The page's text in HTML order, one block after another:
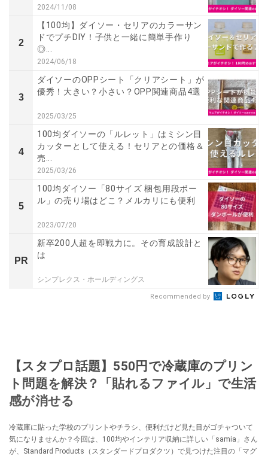
2024/11/08
2
【100均】ダイソー・セリアのカラーサン
ドでプチDIY！子供と一緒に簡単手作り
◎...
2024/06/18
3
ダイソーのOPPシート「クリアシート」が
優秀！大きい？小さい？OPP関連商品4選
2025/03/25
4
100均ダイソーの「ルレット」はミシン目
カッターとして使える！セリアとの価格＆
売...
2025/03/26
5
100均ダイソー「80サイズ 梱包用段ボー
ル」の売り場はどこ？メルカリにも便利
2023/07/20
PR
新卒200人超を即戦力に。その育成設計と
は
シンプレクス・ホールディングス
Recommended by
【スタプロ話題】550円で冷蔵庫のプリン
ト問題を解決？「貼れるファイル」で生活
感が消せる
冷蔵庫に貼った学校のプリントやチラシ、便利だけど見た目がゴチャついて
気になりませんか？今回は、100均やインテリア収納に詳しい「samia」さん
が、Standard Products（スタンダードプロダクツ）で見つけた注目の「マグ